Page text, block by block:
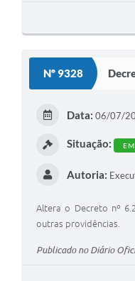
Nº 9328
Data: 06/07/
Situação:
Autoria:
Altera o Decreto nº
outras providências.
Publicado no Diário